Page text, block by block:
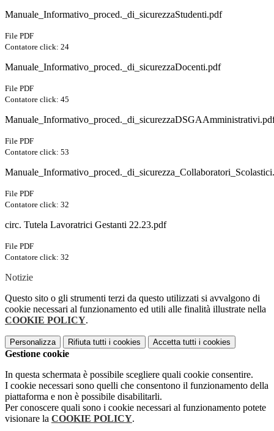
Manuale_Informativo_proced._di_sicurezzaStudenti.pdf
File PDF
Contatore click: 24
Manuale_Informativo_proced._di_sicurezzaDocenti.pdf
File PDF
Contatore click: 45
File PDF
Contatore click: 53
File PDF
Contatore click: 32
circ. Tutela Lavoratrici Gestanti 22.23.pdf
File PDF
Contatore click: 32
Notizie
Questo sito o gli strumenti terzi da questo utilizzati si avvalgono di
cookie necessari al funzionamento ed utili alle finalità illustrate nella
COOKIE POLICY.
Personalizza Rifiuta tutti i cookies Accetta tutti i cookies
Gestione cookie
In questa schermata è possibile scegliere quali cookie consentire.
I cookie necessari sono quelli che consentono il funzionamento della
piattaforma e non è possibile disabilitarli.
Per conoscere quali sono i cookie necessari al funzionamento potete
visionare la COOKIE POLICY.